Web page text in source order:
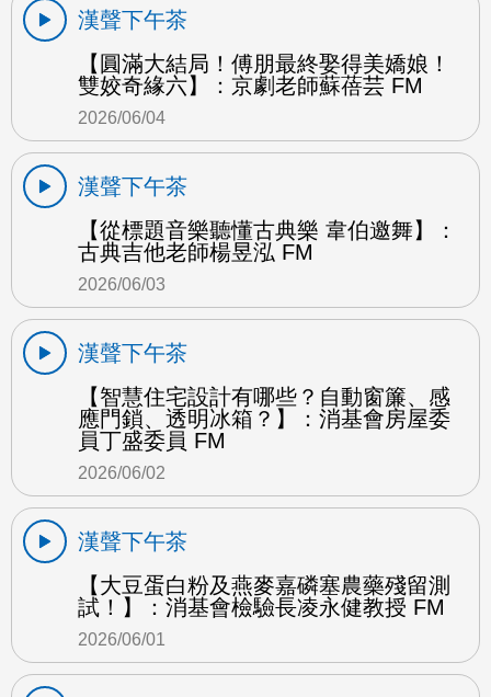
漢聲下午茶
【圓滿大結局！傅朋最終娶得美嬌娘！
雙姣奇緣六】：京劇老師蘇蓓芸 FM
2026/06/04
漢聲下午茶
【從標題音樂聽懂古典樂 韋伯邀舞】：
古典吉他老師楊昱泓 FM
2026/06/03
漢聲下午茶
【智慧住宅設計有哪些？自動窗簾、感
應門鎖、透明冰箱？】：消基會房屋委
員丁盛委員 FM
2026/06/02
漢聲下午茶
【大豆蛋白粉及燕麥嘉磷塞農藥殘留測
試！】：消基會檢驗長凌永健教授 FM
2026/06/01